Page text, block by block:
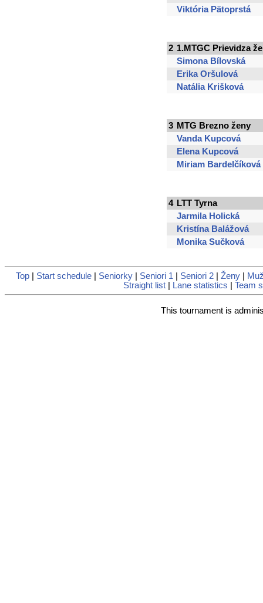
Viktória Pätoprstá
2 1.MTGC Prievidza
Simona Bílovská
Erika Oršulová
Natália Krišková
3 MTG Brezno ženy
Vanda Kupcová
Elena Kupcová
Miriam Bardelčíková
4 LTT Tyrna
Jarmila Holická
Kristína Balážová
Monika Sučková
Top| Start schedule| Seniorky| Seniori 1 Seniori 2| Ženy|
Straight list
Lane statistics Team
This tournament is